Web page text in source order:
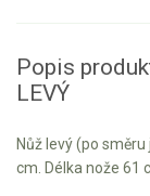
Aku sekačky
Aku AL-KO
Popis
LEVÝ
Nůž levý (po
cm. Délka nože 61